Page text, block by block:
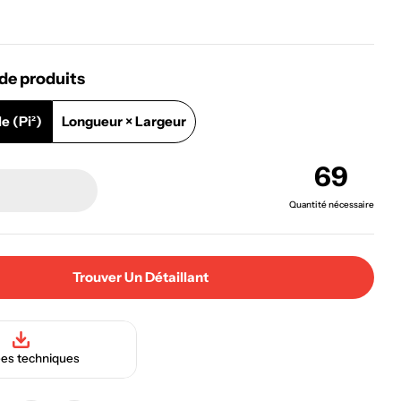
produits
(pi²) Longueur × Largeur
69
Quantité nécessaire
Trouver Un Détaillant
techniques